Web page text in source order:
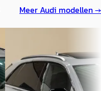
MeerAudi modellen →
FACELIFT
€ 132.495